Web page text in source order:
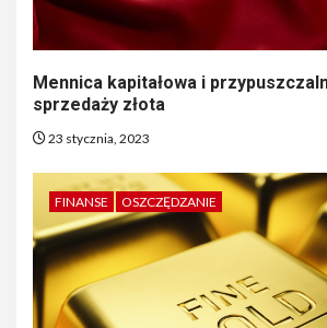
Mennica kapitałowa i
sprzedaży złota
23 stycznia, 2023
FINANSE OSZCZĘDZANIE